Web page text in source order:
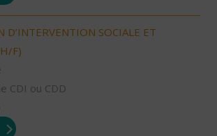
D’INTERVENTION SOCIALE ET
F)
CDI ou CDD